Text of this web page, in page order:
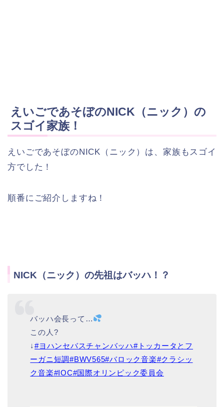
えいごであそぼのNICK（ニック）の
スゴイ家族！
えいごであそぼのNICK（ニック）は、家族もスゴイ
方でした！
順番にご紹介しますね！
NICK（ニック）の先祖はバッハ！？
バッハ会長って…
この人?
↓#ヨハンセバスチャンバッハ#トッカータとフ
ーガニ短調#BWV565#バロック音楽#クラシッ
ク音楽#IOC#国際オリンピック委員会